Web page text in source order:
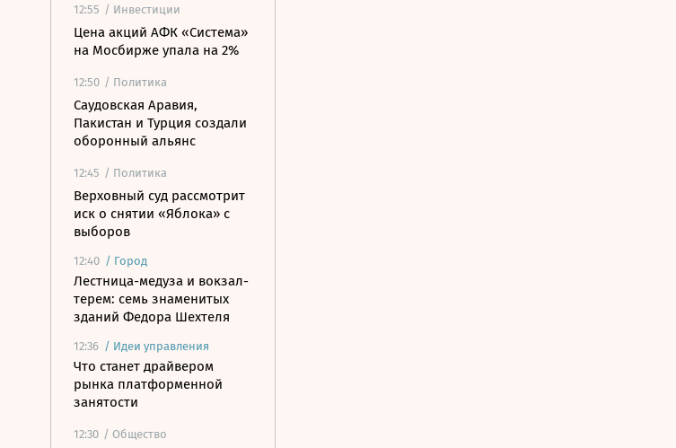
12:55 / Инвестиции
Цена акций АФК «Система»
на Мосбирже упала на 2%
12:50 / Политика
Саудовская Аравия,
Пакистан и Турция создали
оборонный альянс
12:45 / Политика
Верховный суд рассмотрит
иск о снятии «Яблока» с
выборов
12:40 / Город
Лестница-медуза и вокзал-
терем: семь знаменитых
зданий Федора Шехтеля
12:36 / Идеи управления
Что станет драйвером
рынка платформенной
занятости
12:30 / Общество